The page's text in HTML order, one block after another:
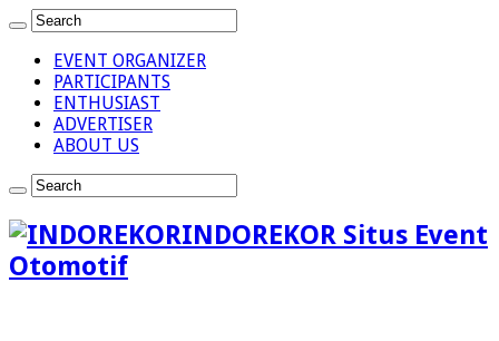
EVENT ORGANIZER
PARTICIPANTS
ENTHUSIAST
ADVERTISER
ABOUT US
INDOREKOR Situs Event
Otomotif